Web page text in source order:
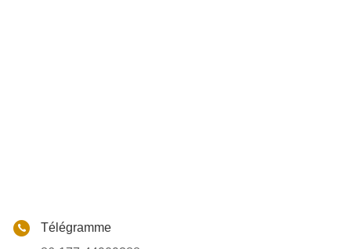
Télégramme